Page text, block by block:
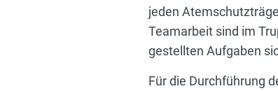
jeden
Teamarbeit sind im
gestellten Aufgaben
Für die Durchführung